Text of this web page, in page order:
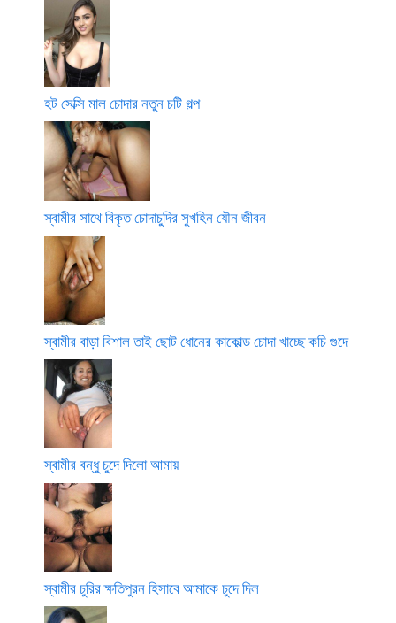
হট সেক্সি মাল চোদার নতুন চটি গল্প
স্বামীর সাথে বিকৃত চোদাচুদির সুখহিন যৌন জীবন
স্বামীর বাড়া বিশাল তাই ছোট ধোনের কাকোল্ড চোদা খাচ্ছে কচি গুদে
স্বামীর বন্ধু চুদে দিলো আমায়
স্বামীর চুরির ক্ষতিপুরন হিসাবে আমাকে চুদে দিল